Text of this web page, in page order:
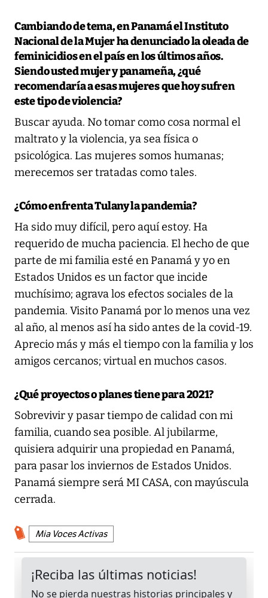
Cambiando de tema, en Panamá el Instituto
Nacional de la Mujer ha denunciado la oleada de
feminicidios en el país en los últimos años.
Siendo usted mujer y panameña, ¿qué
recomendaría a esas mujeres que hoy sufren
este tipo de violencia?
Buscar ayuda. No tomar como cosa normal el
maltrato y la violencia, ya sea física o
psicológica. Las mujeres somos humanas;
merecemos ser tratadas como tales.
¿Cómo enfrenta Tulany la pandemia?
Ha sido muy difícil, pero aquí estoy. Ha
requerido de mucha paciencia. El hecho de que
parte de mi familia esté en Panamá y yo en
Estados Unidos es un factor que incide
muchísimo; agrava los efectos sociales de la
pandemia. Visito Panamá por lo menos una vez
al año, al menos así ha sido antes de la covid-19.
Aprecio más y más el tiempo con la familia y los
amigos cercanos; virtual en muchos casos.
¿Qué proyectos o planes tiene para 2021?
Sobrevivir y pasar tiempo de calidad con mi
familia, cuando sea posible. Al jubilarme,
quisiera adquirir una propiedad en Panamá,
para pasar los inviernos de Estados Unidos.
Panamá siempre será MI CASA, con mayúscula
cerrada.
Mia Voces Activas